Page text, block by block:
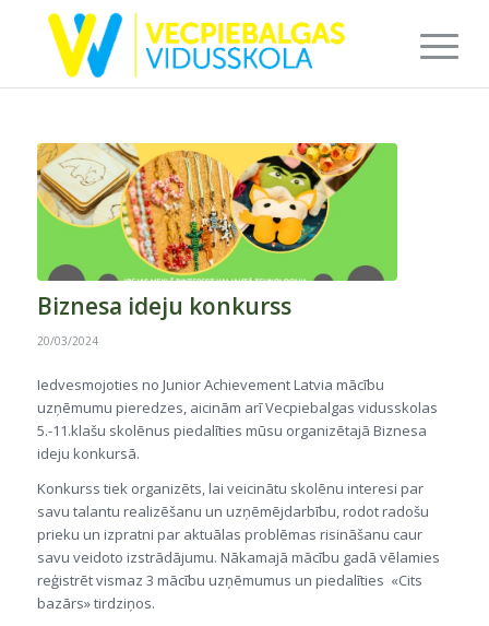
Biznesa ideju konkurss
20/03/2024
Iedvesmojoties no Junior Achievement Latvia mācību
uzņēmumu pieredzes, aicinām arī Vecpiebalgas vidusskolas
5.-11.klašu skolēnus piedalīties mūsu organizētajā Biznesa
ideju konkursā.
Konkurss tiek organizēts, lai veicinātu skolēnu interesi par
savu talantu realizēšanu un uzņēmējdarbību, rodot radošu
prieku un izpratni par aktuālas problēmas risināšanu caur
savu veidoto izstrādājumu. Nākamajā mācību gadā vēlamies
reģistrēt vismaz 3 mācību uzņēmumus un piedalīties «Cits
bazārs» tirdziņos.